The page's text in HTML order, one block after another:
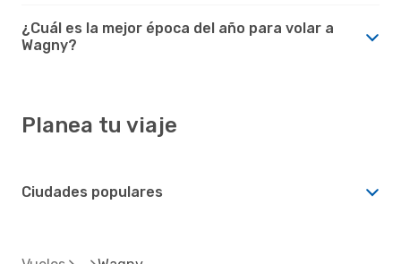
¿Cuál es la mejor época del año para volar a
Wagny?
Planea tu viaje
Ciudades populares